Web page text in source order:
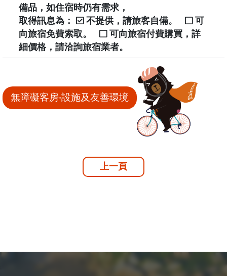
備品，如住宿時仍有需求，
取得訊息為：
不提供，請旅客自備。
可
向旅宿免費索取。
可向旅宿付費購買，詳
細價格，請洽詢旅宿業者。
無障礙客房‧設施及友善環境
上一頁